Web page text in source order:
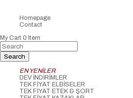
Homepage
Contact
My Cart 0 Item
EN YENİLER
DEV İNDİRİMLER
TEK FİYAT ELBİSELER
TEK FİYAT ETEK & ŞORT